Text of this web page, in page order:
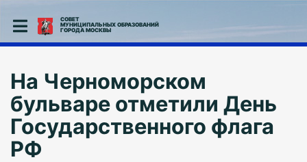
СОВЕТ
МУНИЦИПАЛЬНЫХ ОБРАЗОВАНИЙ
ГОРОДА МОСКВЫ
На Черноморском
бульваре отметили День
Государственного флага
РФ